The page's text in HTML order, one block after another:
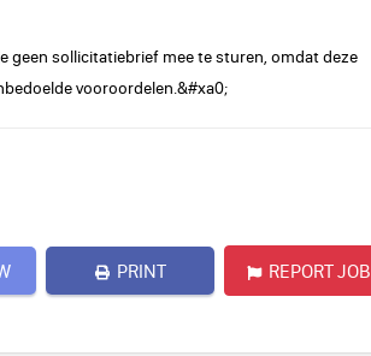
geen sollicitatiebrief mee te sturen, omdat deze
vooroordelen.&#xa0;
PRINT REPORT JOB